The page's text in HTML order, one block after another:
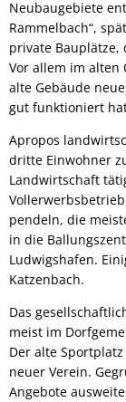
Neubaugebiete
Rammelbach“,
private Bauplätze,
Vor allem im alten
alte Gebäude
gut funktioniert
Apropos
dritte Einwohner
Landwirtschaft
pendeln, die
in die
Ludwigshafen.
Katzenbach.
Das
meist im
Der alte
neuer Verein.
Angebote